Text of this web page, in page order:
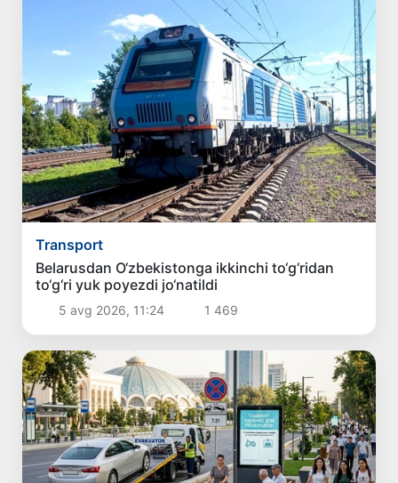
Transport
Belarusdan O‘zbekistonga ikkinchi to‘g‘ridan
to‘g‘ri yuk poyezdi jo‘natildi
5 avg 2026, 11:24 1 469